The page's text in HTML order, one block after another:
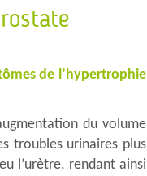
de l’hypertrophie
du volume
troubles urinaires plus
l’urètre, rendant ainsi